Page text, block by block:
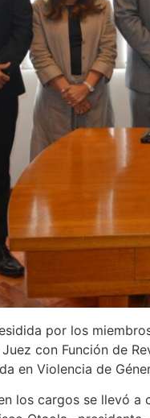
por los
con Función de
en Violencia de
los cargos se llevó a